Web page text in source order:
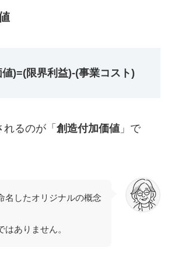
)=(限界利益)-(事業コスト)
るのが「 創造付加価値」で
名したオリジナルの概念
ありません。